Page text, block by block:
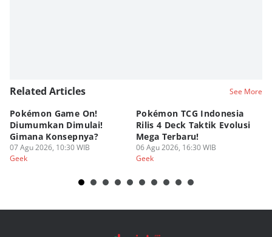
Related Articles See More
Pokémon Game On!
Diumumkan Dimulai!
Gimana Konsepnya?
07 Agu 2026, 10:30 WIB
Geek
Pokémon TCG Indonesia
Rilis 4 Deck Taktik Evolusi
Mega Terbaru!
06 Agu 2026, 16:30 WIB
Geek